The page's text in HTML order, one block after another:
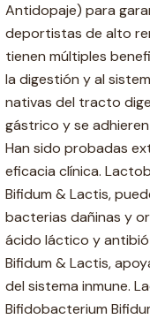
Antidopaje) para
deportistas de alto
tienen múltiples
la digestión y al
nativas del tracto
gástrico y se
Han sido probadas
eficacia clínica.
Bifidum & Lactis,
bacterias dañinas y
ácido láctico y
Bifidum & Lactis,
del sistema inmune.
Bifidobacterium